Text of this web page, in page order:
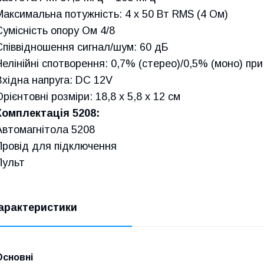
потужність: 4 х 50 Вт RMS (4 Ом)
опору Ом 4/8
сигнал/шум: 60 дБ
спотворення: 0,7% (стерео)/0,5% (моно)
напруга: DC 12V
розміри: 18,8 х 5,8 х 12 см
5208:
5208
для підключення